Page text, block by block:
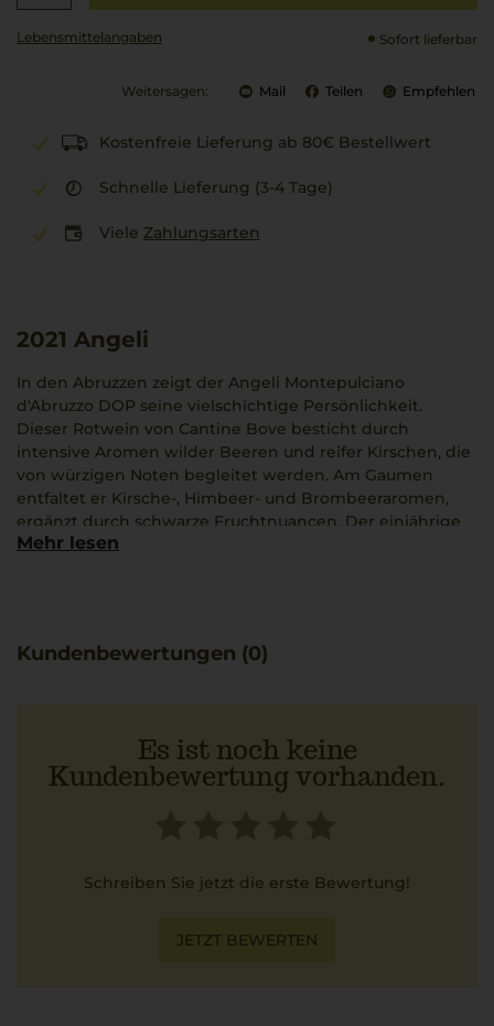
Lebensmittel­angaben Sofort lieferbar
Weitersagen: Mail Teilen Empfehlen
Kostenfreie Lieferung ab 80€ Bestellwert
Schnelle Lieferung (3-4 Tage)
Viele Zahlungsarten
2021 Angeli
In den Abruzzen zeigt der Angeli Montepulciano
d'Abruzzo DOP seine vielschichtige Persönlichkeit.
Dieser Rotwein von Cantine Bove besticht durch
intensive Aromen wilder Beeren und reifer Kirschen, die
von würzigen Noten begleitet werden. Am Gaumen
entfaltet er Kirsche-, Himbeer- und Brombeeraromen,
ergänzt durch schwarze Fruchtnuancen. Der einjährige
Ausbau im Barrique fügt sanfte Lakritzakzente hinzu.
Mehr lesen
Kundenbewertungen (0)
Es ist noch keine
Kundenbewertung vorhanden.
Schreiben Sie jetzt die erste Bewertung!
JETZT BEWERTEN